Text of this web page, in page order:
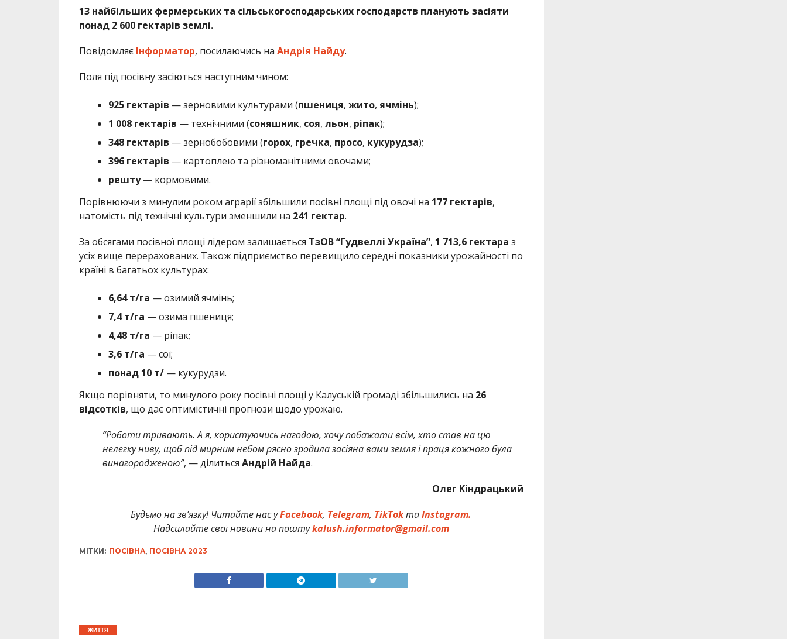
13 найбільших фермерських та сільськогосподарських господарств планують засіяти
понад 2 600 гектарів землі.
Повідомляє Інформатор, посилаючись на Андрія Найду.
Поля під посівну засіються наступним чином:
925 гектарів — зерновими культурами (пшениця, жито, ячмінь);
1 008 гектарів — технічними (соняшник, соя, льон, ріпак);
348 гектарів — зернобобовими (горох, гречка, просо, кукурудза);
396 гектарів — картоплею та різноманітними овочами;
решту— кормовими.
Порівнюючи з минулим роком аграрії збільшили посівні площі під овочі на 177 гектарів,
натомість під технічні культури зменшили на 241 гектар.
За обсягами посівної площі лідером залишається ТзОВ “Гудвеллі Україна”, 1 713,6 гектара з
усіх вище перерахованих. Також підприємство перевищило середні показники урожайності по
країні в багатьох культурах:
6,64 т/га — озимий ячмінь;
7,4 т/га — озима пшениця;
4,48 т/га — ріпак;
3,6 т/га — сої;
понад 10 т/— кукурудзи.
Якщо порівняти, то минулого року посівні площі у Калуській громаді збільшились на 26
відсотків, що дає оптимістичні прогнози щодо урожаю.
“Роботи тривають. А я, користуючись нагодою, хочу побажати всім, хто став на цю
нелегку ниву, щоб під мирним небом рясно зродила засіяна вами земля і праця кожного була
винагородженою”, — ділиться Андрій Найда.
Олег Кіндрацький
Будьмо на зв’язку! Читайте нас уFacebook, Telegram, TikTokтаInstagram.
Надсилайте свої новини на поштуkalush.informator@gmail.com
МІТКИ: ПОСІВНА ПОСІВНА 2023
ЖИТТЯ